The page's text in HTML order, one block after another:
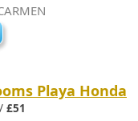
Playa Honda
/ £51